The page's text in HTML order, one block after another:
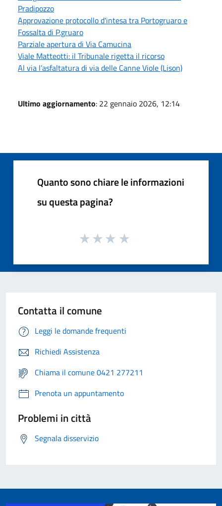
Pradipozzo
Approvazione protocollo d'intesa tra Portogruaro e
Fossalta di P.gruaro
Parziale apertura di Via Camucina
Viale Matteotti: il Tribunale rigetta il ricorso
Al via l’asfaltatura di via delle Canne Viole (Lison)
Ultimo aggiornamento: 22 gennaio 2026, 12:14
Quanto sono chiare le informazioni
su questa pagina?
Contatta il comune
Leggi le domande frequenti
Richiedi Assistenza
Chiama il comune 0421 277211
Prenota un appuntamento
Problemi in città
Segnala disservizio